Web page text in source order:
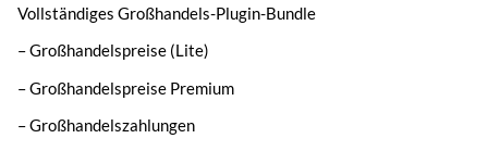
Vollständiges Großhandels-Plugin-Bundle
– Großhandelspreise (Lite)
– Großhandelspreise Premium
– Großhandelszahlungen